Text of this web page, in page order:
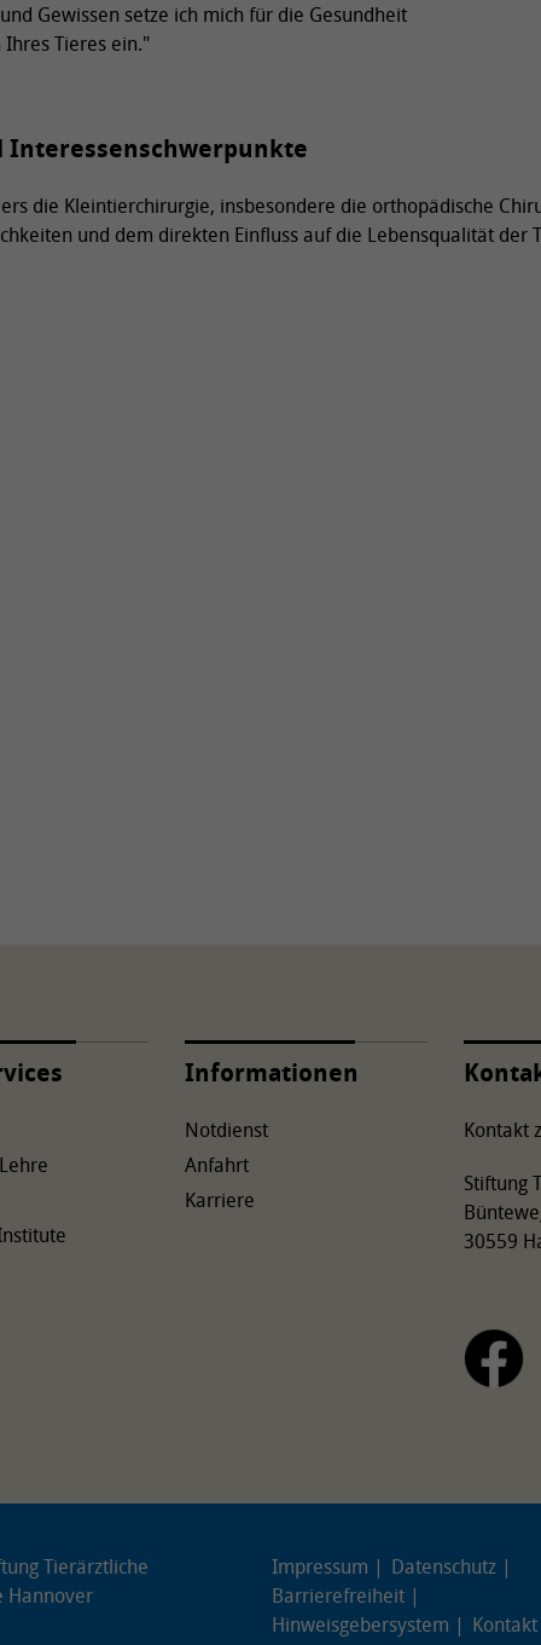
Gewissen setze ich mich für die Gesundheit
Tieres ein."
Interessenschwerpunkte
die Kleintierchirurgie, insbesondere die orthopädische
und dem direkten Einfluss auf die Lebensqualität der
Informationen
Notdienst
Anfahrt
Karriere
Kontakt
Stiftung
30559
Impressum
Datenschutz
Barrierefreiheit
Hinweisgebersystem
Kontakt
Tierärztliche
Hannover